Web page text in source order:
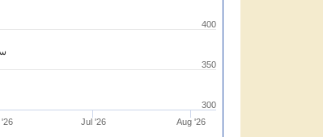
Jul '26 Aug '26
350
400
300